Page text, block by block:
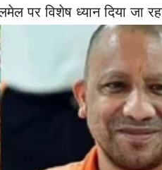
पर विशेष ध्यान दिया जा